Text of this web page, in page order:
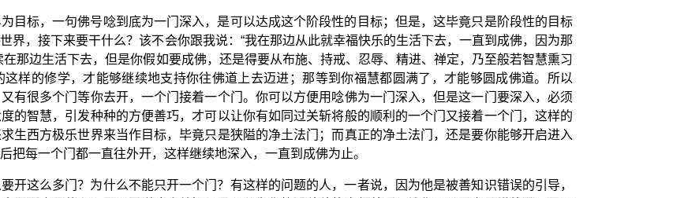
目标，一句佛号唸到底为一门深入，是可以达成这个阶段性的目标；但是，这毕竟只是阶段性的目标
界，接下来要干什么？该不会你跟我说：“我在那边从此就幸福快乐的生活下去，一直到成佛，因为那
那边生活下去，但是你假如要成佛，还是得要从布施、持戒、忍辱、精进、禅定，乃至般若智慧熏习
样的修学，才能够继续地支持你往佛道上去迈进；那等到你福慧都圆满了，才能够圆成佛道。所以
有很多个门等你去开，一个门接着一个门。你可以方便用唸佛为一门深入，但是这一门要深入，必须
的智慧，引发种种的方便善巧，才可以让你有如同过关斩将般的顺利的一个门又接着一个门，这样的
生西方极乐世界来当作目标，毕竟只是狭隘的净土法门；而真正的净土法门，还是要你能够开启进入
把每一个门都一直往外开，这样继续地深入，一直到成佛为止。
开这么多门？为什么不能只开一个门？有这样的问题的人，一者说，因为他是被善知识错误的引导，